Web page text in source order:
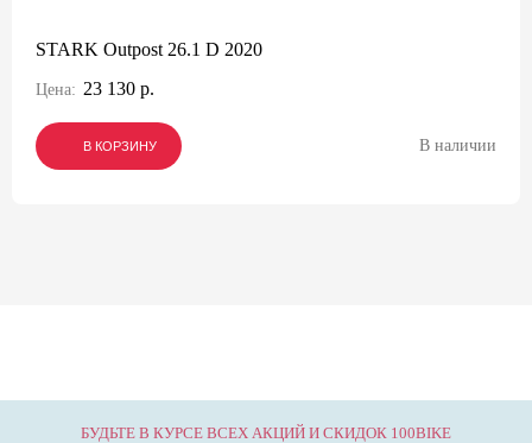
STARK Outpost 26.1 D 2020
Цена: 23 130 р.
В КОРЗИНУ
В КОРЗИНУ
В КОРЗИНУ В наличии
БУДЬТЕ В КУРСЕ ВСЕХ АКЦИЙ И СКИДОК 100BIKE